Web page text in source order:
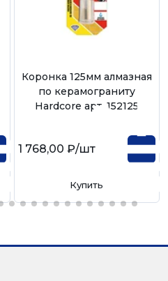
Коронка 125мм алмазная
по керамограниту
Hardcore арт. 152125
1 768,00 ₽/шт
Купить